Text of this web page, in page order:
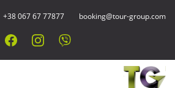
+38 067 67 77877 booking@tour-group.com